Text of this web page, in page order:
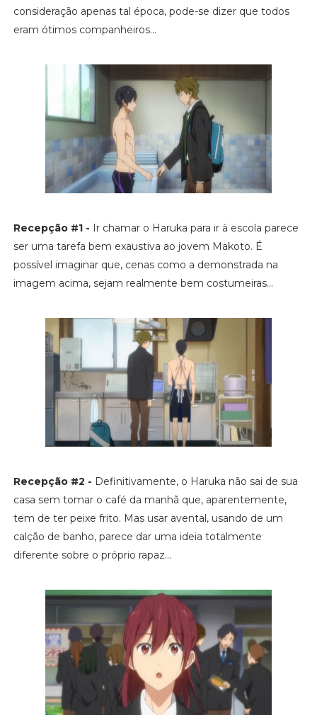
consideração apenas tal época, pode-se dizer que todos
eram ótimos companheiros...
Recepção #1 - Ir chamar o Haruka para ir à escola parece
ser uma tarefa bem exaustiva ao jovem Makoto. É
possível imaginar que, cenas como a demonstrada na
imagem acima, sejam realmente bem costumeiras...
Recepção #2 - Definitivamente, o Haruka não sai de sua
casa sem tomar o café da manhã que, aparentemente,
tem de ter peixe frito. Mas usar avental, usando de um
calção de banho, parece dar uma ideia totalmente
diferente sobre o próprio rapaz...